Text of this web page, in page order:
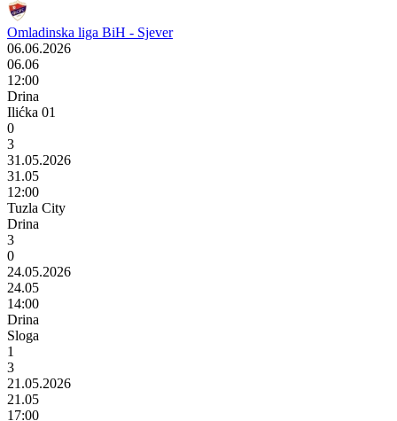
Omladinska liga BiH - Sjever
06.06.2026
06.06
12:00
Drina
Ilićka 01
0
3
31.05.2026
31.05
12:00
Tuzla City
Drina
3
0
24.05.2026
24.05
14:00
Drina
Sloga
1
3
21.05.2026
21.05
17:00